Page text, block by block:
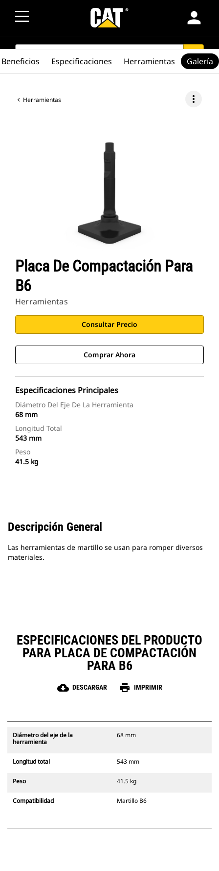
person
SEARCH search
Herramientas more_vert
Placa De Compactación Para
B6
Herramientas
Consultar Precio
Comprar Ahora
Especificaciones Principales
Diámetro Del Eje De La Herramienta
68 mm
Longitud Total
543 mm
Peso
41.5 kg
Beneficios Especificaciones Herramientas Galería
Descripción General
Las herramientas de martillo se usan para romper diversos
materiales.
ESPECIFICACIONES DEL PRODUCTO
PARA PLACA DE COMPACTACIÓN
PARA B6
cloud_download DESCARGAR print IMPRIMIR
Diámetro del eje de la
herramienta
68 mm
Longitud total 543 mm
Peso 41.5 kg
Compatibilidad Martillo B6